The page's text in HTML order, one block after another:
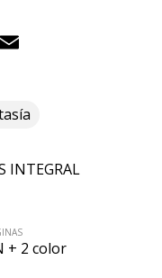
Pinterest
INTEGRAL
+ 2 color